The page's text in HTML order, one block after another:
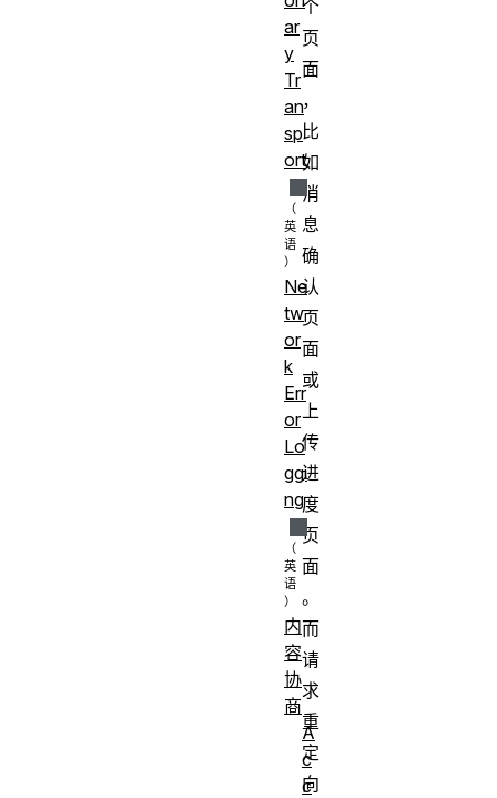
个
页
面
，
比
如
消
息
确
认
页
面
或
上
传
进
度
页
面
。
而
请
求
重
定
向
ar
y
Tr
an
sp
ort
Ne
tw
or
k
Err
or
Lo
ggi
ng
内
容
协
商
A
c
c